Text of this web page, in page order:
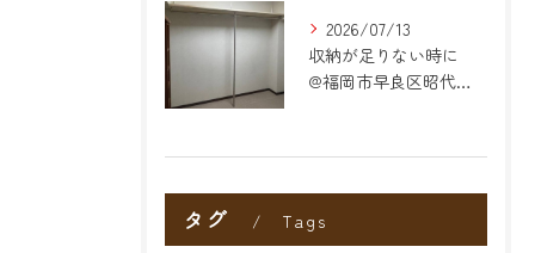
2026/07/13
収納が足りない時に
@福岡市早良区昭代のリフォーム
タグ Tags